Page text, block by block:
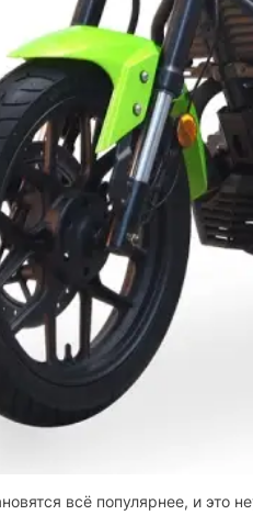
всё популярнее, и это